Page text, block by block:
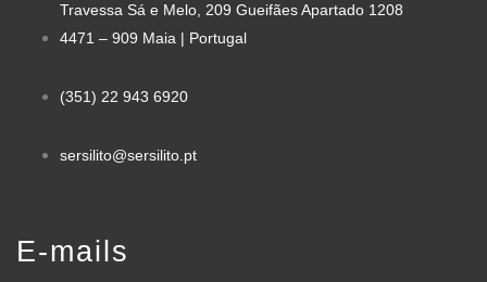
Travessa Sá e Melo, 209 Gueifães Apartado 1208
4471 – 909 Maia | Portugal
(351) 22 943 6920
sersilito@sersilito.pt
E-mails